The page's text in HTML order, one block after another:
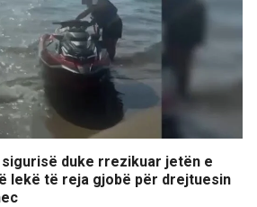
duke rrezikuar jetën e
lekë të reja gjobë për drejtuesin